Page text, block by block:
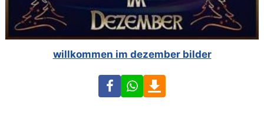
willkommen im dezember bilder
FacebookWhatsApp